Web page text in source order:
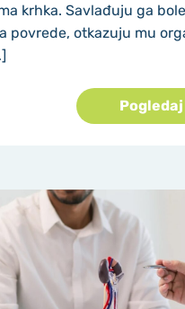
krhka. Savlađuju ga
povrede, otkazuju mu
Pogledaj